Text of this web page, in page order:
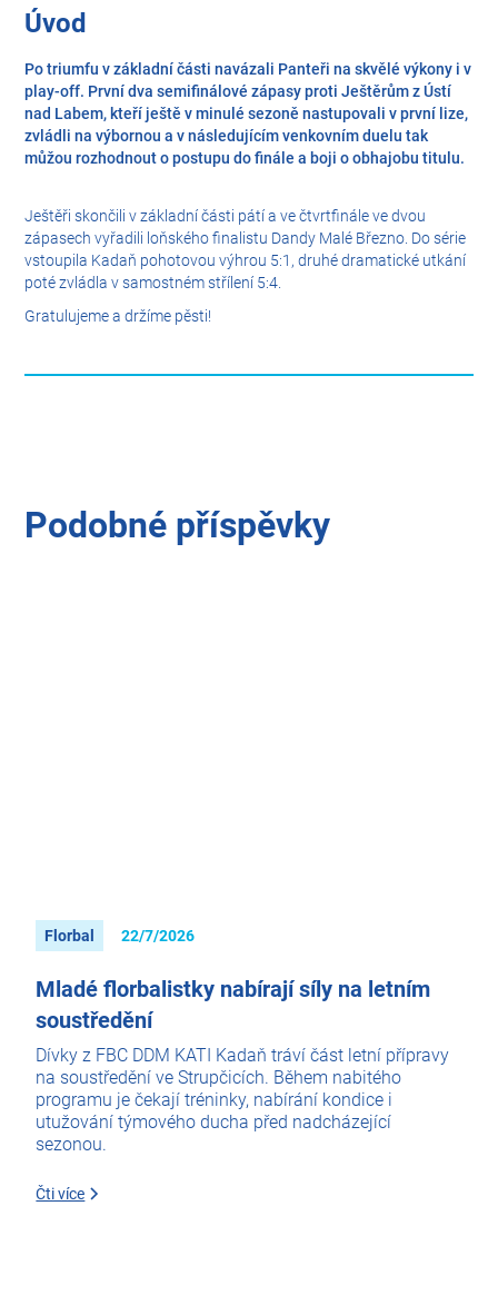
Úvod
Po triumfu v základní části navázali Panteři na skvělé výkony i v
play-off. První dva semifinálové zápasy proti Ještěrům z Ústí
nad Labem, kteří ještě v minulé sezoně nastupovali v první lize,
zvládli na výbornou a v následujícím venkovním duelu tak
můžou rozhodnout o postupu do finále a boji o obhajobu titulu.
Ještěři skončili v základní části pátí a ve čtvrtfinále ve dvou
zápasech vyřadili loňského finalistu Dandy Malé Březno. Do série
vstoupila Kadaň pohotovou výhrou 5:1, druhé dramatické utkání
poté zvládla v samostném střílení 5:4.
Gratulujeme a držíme pěsti!
Podobné příspěvky
Florbal 22/7/2026
Mladé florbalistky nabírají síly na letním
soustředění
Dívky z FBC DDM KATI Kadaň tráví část letní přípravy
na soustředění ve Strupčicích. Během nabitého
programu je čekají tréninky, nabírání kondice i
utužování týmového ducha před nadcházející
sezonou.
Čti více